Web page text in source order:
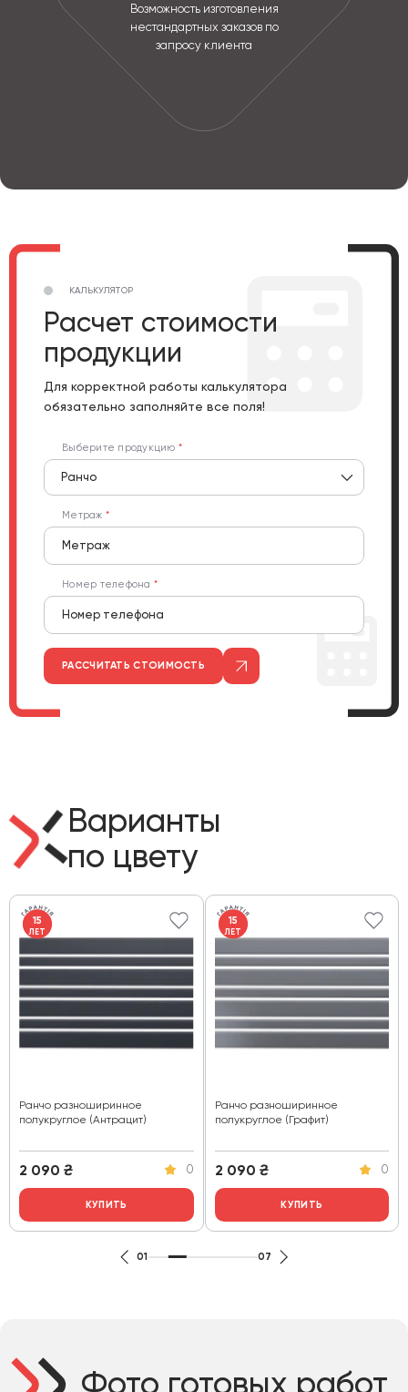
Возможность изготовления
нестандартных заказов по
запросу клиента
КАЛЬКУЛЯТОР
Расчет стоимости
продукции
Для корректной работы калькулятора
обязательно заполняйте все поля!
Выберите продукцию
Ранчо
Метраж
Номер телефона
РАССЧИТАТЬ СТОИМОСТЬ
Варианты
по цвету
15
ЛЕТ
Ранчо разноширинное
полукруглое (Антрацит)
2 090 ₴ 0
КУПИТЬ
15
ЛЕТ
Ранчо разноширинное
полукруглое (Графит)
2 090 ₴ 0
КУПИТЬ
01 07
Фото готовых работ